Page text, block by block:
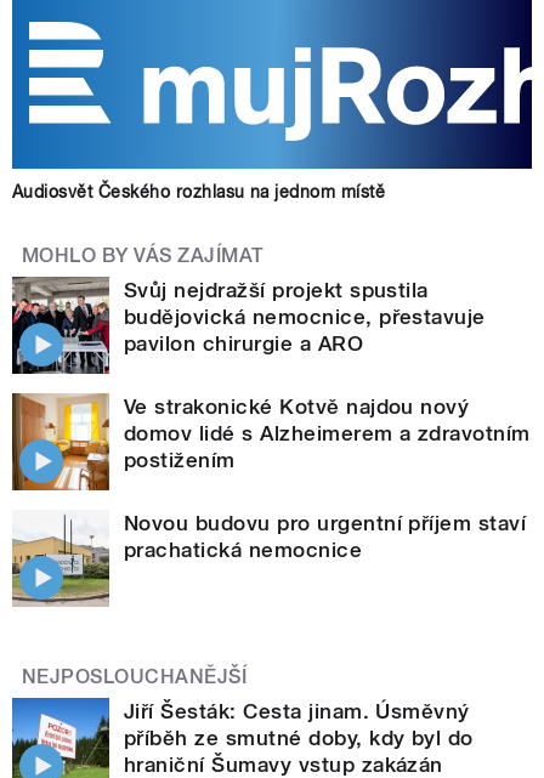
Audiosvět Českého rozhlasu na jednom místě
MOHLO BY VÁS ZAJÍMAT
Svůj nejdražší projekt spustila
budějovická nemocnice, přestavuje
pavilon chirurgie a ARO
Ve strakonické Kotvě najdou nový
domov lidé s Alzheimerem a zdravotním
postižením
Novou budovu pro urgentní příjem staví
prachatická nemocnice
NEJPOSLOUCHANĚJŠÍ
Jiří Šesták: Cesta jinam. Úsměvný
příběh ze smutné doby, kdy byl do
hraniční Šumavy vstup zakázán